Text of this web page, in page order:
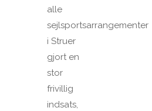
alle
sejlsportsarrangementer
i Struer
gjort en
stor
frivillig
indsats,